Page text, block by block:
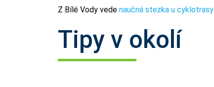
Z Bílé Vody vede naučná stezka u cyklotrasy
Tipy v okolí